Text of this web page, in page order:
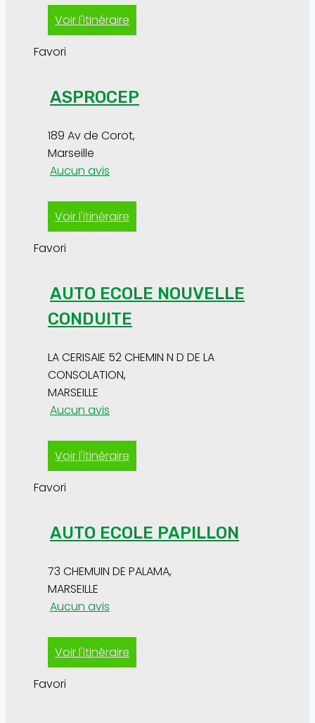
Voir l'itinéraire
Favori
ASPROCEP
189 Av de Corot,
Marseille
Aucun avis
Voir l'itinéraire
Favori
AUTO ECOLE NOUVELLE
CONDUITE
LA CERISAIE 52 CHEMIN N D DE LA
CONSOLATION,
MARSEILLE
Aucun avis
Voir l'itinéraire
Favori
AUTO ECOLE PAPILLON
73 CHEMUIN DE PALAMA,
MARSEILLE
Aucun avis
Voir l'itinéraire
Favori